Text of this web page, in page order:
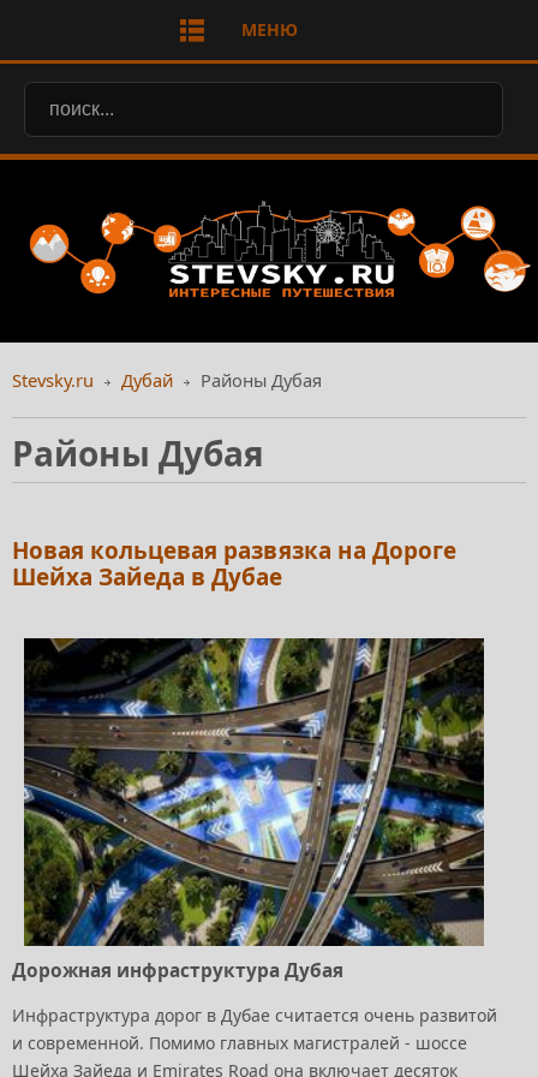
МЕНЮ
Stevsky.ru Дубай Районы Дубая
Районы Дубая
Новая кольцевая развязка на Дороге
Шейха Зайеда в Дубае
Дорожная инфраструктура Дубая
Инфраструктура дорог в Дубае считается очень развитой
и современной. Помимо главных магистралей - шоссе
Шейха Зайеда и Emirates Road она включает десяток